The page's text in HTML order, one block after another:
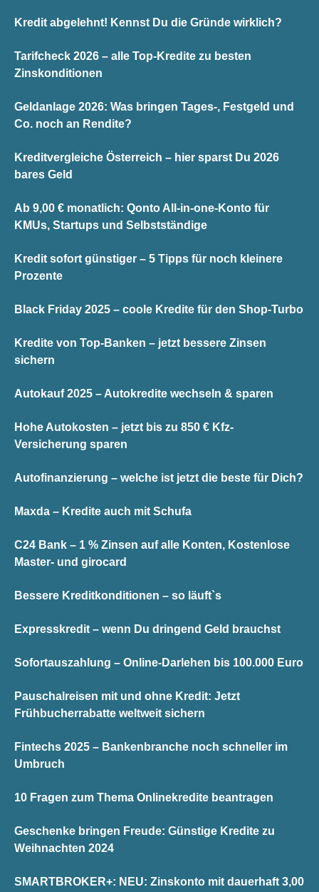
Kredit abgelehnt! Kennst Du die Gründe wirklich?
Tarifcheck 2026 – alle Top-Kredite zu besten
Zinskonditionen
Geldanlage 2026: Was bringen Tages-, Festgeld und
Co. noch an Rendite?
Kreditvergleiche Österreich – hier sparst Du 2026
bares Geld
Ab 9,00 € monatlich: Qonto All-in-one-Konto für
KMUs, Startups und Selbstständige
Kredit sofort günstiger – 5 Tipps für noch kleinere
Prozente
Black Friday 2025 – coole Kredite für den Shop-Turbo
Kredite von Top-Banken – jetzt bessere Zinsen
sichern
Autokauf 2025 – Autokredite wechseln & sparen
Hohe Autokosten – jetzt bis zu 850 € Kfz-
Versicherung sparen
Autofinanzierung – welche ist jetzt die beste für Dich?
Maxda – Kredite auch mit Schufa
C24 Bank – 1 % Zinsen auf alle Konten, Kostenlose
Master- und girocard
Bessere Kreditkonditionen – so läuft`s
Expresskredit – wenn Du dringend Geld brauchst
Sofortauszahlung – Online-Darlehen bis 100.000 Euro
Pauschalreisen mit und ohne Kredit: Jetzt
Frühbucherrabatte weltweit sichern
Fintechs 2025 – Bankenbranche noch schneller im
Umbruch
10 Fragen zum Thema Onlinekredite beantragen
Geschenke bringen Freude: Günstige Kredite zu
Weihnachten 2024
SMARTBROKER+: NEU: Zinskonto mit dauerhaft 3,00